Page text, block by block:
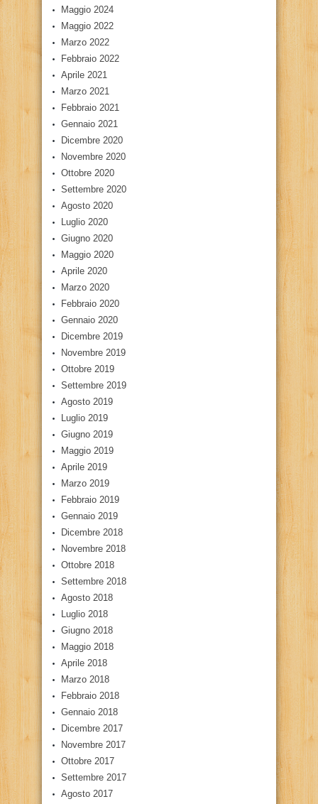
Maggio 2024
Maggio 2022
Marzo 2022
Febbraio 2022
Aprile 2021
Marzo 2021
Febbraio 2021
Gennaio 2021
Dicembre 2020
Novembre 2020
Ottobre 2020
Settembre 2020
Agosto 2020
Luglio 2020
Giugno 2020
Maggio 2020
Aprile 2020
Marzo 2020
Febbraio 2020
Gennaio 2020
Dicembre 2019
Novembre 2019
Ottobre 2019
Settembre 2019
Agosto 2019
Luglio 2019
Giugno 2019
Maggio 2019
Aprile 2019
Marzo 2019
Febbraio 2019
Gennaio 2019
Dicembre 2018
Novembre 2018
Ottobre 2018
Settembre 2018
Agosto 2018
Luglio 2018
Giugno 2018
Maggio 2018
Aprile 2018
Marzo 2018
Febbraio 2018
Gennaio 2018
Dicembre 2017
Novembre 2017
Ottobre 2017
Settembre 2017
Agosto 2017